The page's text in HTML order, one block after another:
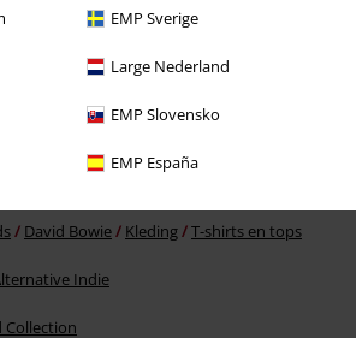
EMP Sverige
Large Nederland
EMP Slovensko
EMP España
David Bowie Kleding T-shirts en tops
Indie
Collection